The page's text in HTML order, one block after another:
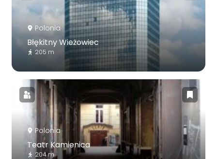
Polonia
Błękitny Wieżowiec
205 m
Polonia
Teatr Kamienica
204 m